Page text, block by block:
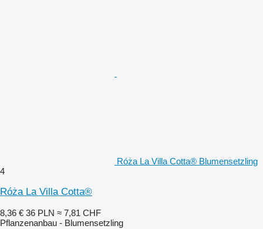
Róża La Villa Cotta® Blumensetzling
4
Róża La Villa Cotta®
8,36 € 36 PLN ≈ 7,81 CHF
Pflanzenanbau - Blumensetzling